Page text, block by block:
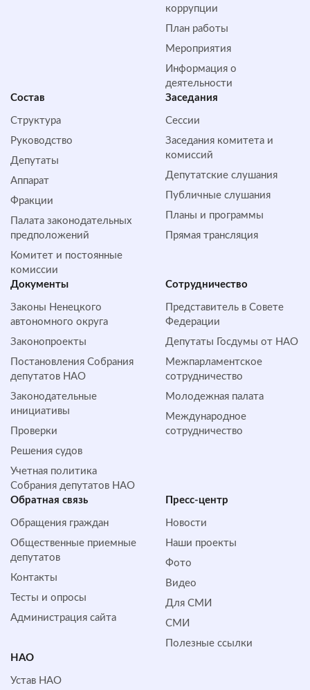
коррупции
План работы
Мероприятия
Информация о
деятельности
Состав
Структура
Руководство
Депутаты
Аппарат
Фракции
Палата законодательных
предположений
Комитет и постоянные
комиссии
Заседания
Сессии
Заседания комитета и
комиссий
Депутатские слушания
Публичные слушания
Планы и программы
Прямая трансляция
Документы
Законы Ненецкого
автономного округа
Законопроекты
Постановления Собрания
депутатов НАО
Законодательные
инициативы
Проверки
Решения судов
Учетная политика
Собрания депутатов НАО
Сотрудничество
Представитель в Совете
Федерации
Депутаты Госдумы от НАО
Межпарламентское
сотрудничество
Молодежная палата
Международное
сотрудничество
Обратная cвязь
Обращения граждан
Общественные приемные
депутатов
Контакты
Тесты и опросы
Администрация сайта
Пресс-центр
Новости
Наши проекты
Фото
Видео
Для СМИ
СМИ
Полезные ссылки
НАО
Устав НАО